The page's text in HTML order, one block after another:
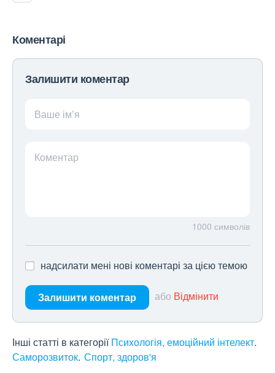
Коментарі
Залишити коментар
Ваше ім’я
Коментар
1000 символів
надсилати мені нові коментарі за цією темою
Залишити коментар або Відмінити
Інші статті в категорії Психологія, емоційний інтелект
Саморозвиток Спорт, здоров'я